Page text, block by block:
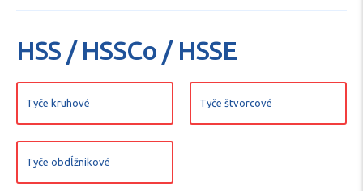
HSS / HSSCo / HSSE
Tyče kruhové Tyče štvorcové
Tyče obdĺžnikové